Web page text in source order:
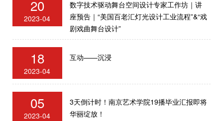
20
2023-04
数字技术驱动舞台空间设计专家工作坊｜讲
座预告｜“美国百老汇灯光设计工业流程”&“戏
剧戏曲舞台设计”
18
2023-04
互动——沉浸
05
2023-04
3天倒计时！南京艺术学院19播毕业汇报即将
华丽绽放！